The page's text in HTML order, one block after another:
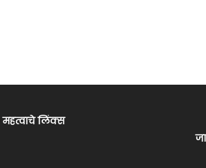
महत्वाचे लिंक्स